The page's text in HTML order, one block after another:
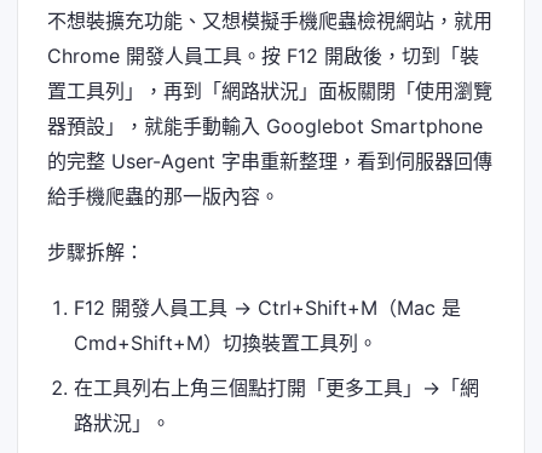
不想裝擴充功能、又想模擬手機爬蟲檢視網站，就用
Chrome 開發人員工具。按 F12 開啟後，切到「裝
置工具列」，再到「網路狀況」面板關閉「使用瀏覽
器預設」，就能手動輸入 Googlebot Smartphone
的完整 User-Agent 字串重新整理，看到伺服器回傳
給手機爬蟲的那一版內容。
步驟拆解：
F12 開發人員工具 → Ctrl+Shift+M（Mac 是
Cmd+Shift+M）切換裝置工具列。
在工具列右上角三個點打開「更多工具」→「網
路狀況」。